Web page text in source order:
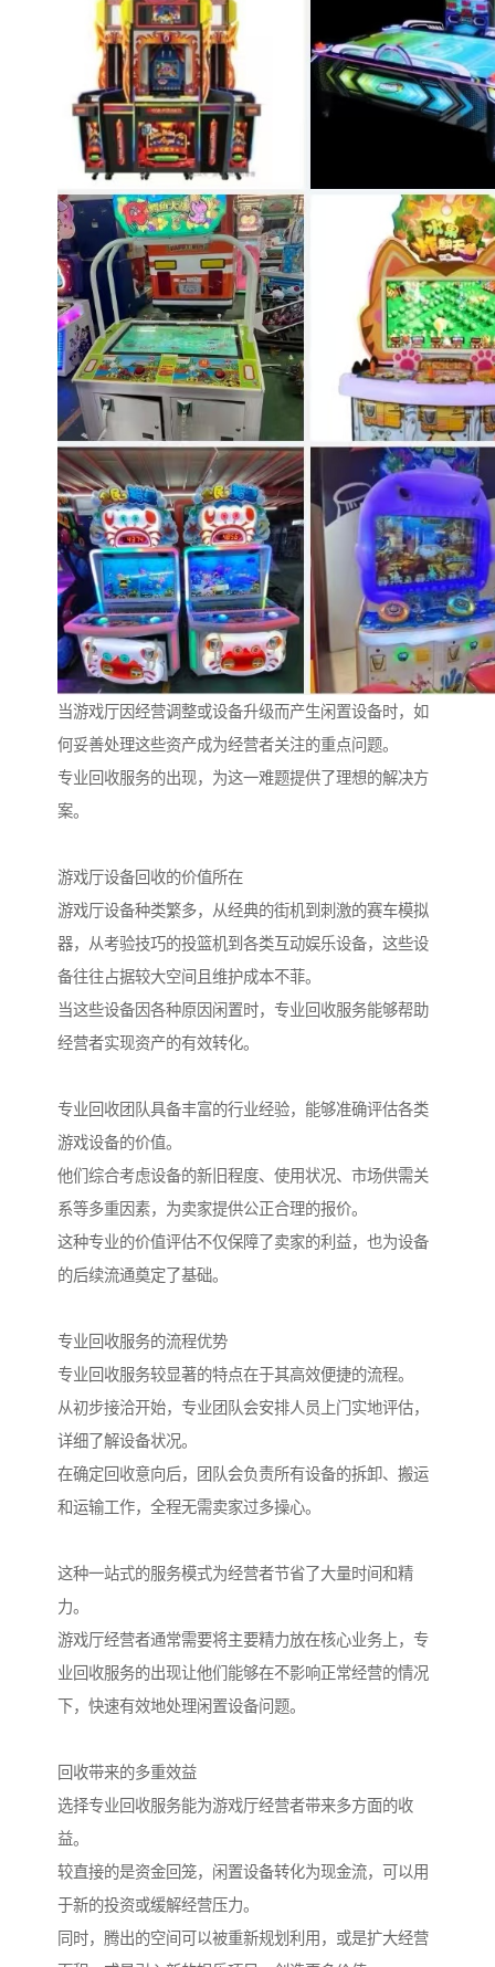
当游戏厅因经营调整或设备升级而产生闲置设备时，如
何妥善处理这些资产成为经营者关注的重点问题。
专业回收服务的出现，为这一难题提供了理想的解决方
案。
游戏厅设备回收的价值所在
游戏厅设备种类繁多，从经典的街机到刺激的赛车模拟
器，从考验技巧的投篮机到各类互动娱乐设备，这些设
备往往占据较大空间且维护成本不菲。
当这些设备因各种原因闲置时，专业回收服务能够帮助
经营者实现资产的有效转化。
专业回收团队具备丰富的行业经验，能够准确评估各类
游戏设备的价值。
他们综合考虑设备的新旧程度、使用状况、市场供需关
系等多重因素，为卖家提供公正合理的报价。
这种专业的价值评估不仅保障了卖家的利益，也为设备
的后续流通奠定了基础。
专业回收服务的流程优势
专业回收服务较显著的特点在于其高效便捷的流程。
从初步接洽开始，专业团队会安排人员上门实地评估，
详细了解设备状况。
在确定回收意向后，团队会负责所有设备的拆卸、搬运
和运输工作，全程无需卖家过多操心。
这种一站式的服务模式为经营者节省了大量时间和精
力。
游戏厅经营者通常需要将主要精力放在核心业务上，专
业回收服务的出现让他们能够在不影响正常经营的情况
下，快速有效地处理闲置设备问题。
回收带来的多重效益
选择专业回收服务能为游戏厅经营者带来多方面的收
益。
较直接的是资金回笼，闲置设备转化为现金流，可以用
于新的投资或缓解经营压力。
同时，腾出的空间可以被重新规划利用，或是扩大经营